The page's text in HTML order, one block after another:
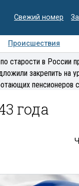
Свежий номер
Происшествия
старости в России
закрепить на
пенсионеров
года